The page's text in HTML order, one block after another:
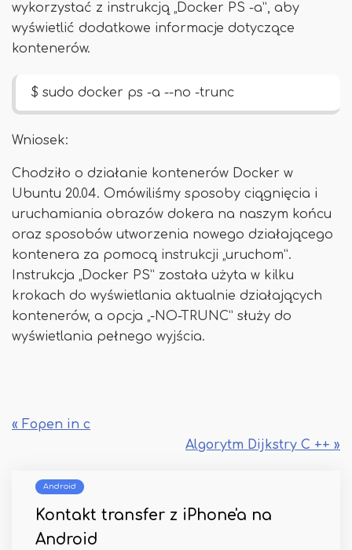
wykorzystać z instrukcją „Docker PS -a”, aby
wyświetlić dodatkowe informacje dotyczące
kontenerów.
$ sudo docker ps -a --no -trunc
Wniosek:
Chodziło o działanie kontenerów Docker w
Ubuntu 20.04. Omówiliśmy sposoby ciągnięcia i
uruchamiania obrazów dokera na naszym końcu
oraz sposobów utworzenia nowego działającego
kontenera za pomocą instrukcji „uruchom”.
Instrukcja „Docker PS” została użyta w kilku
krokach do wyświetlania aktualnie działających
kontenerów, a opcja „-NO-TRUNC” służy do
wyświetlania pełnego wyjścia.
« Fopen in c
Algorytm Dijkstry C ++ »
Android
Kontakt transfer z iPhone'a na
Android